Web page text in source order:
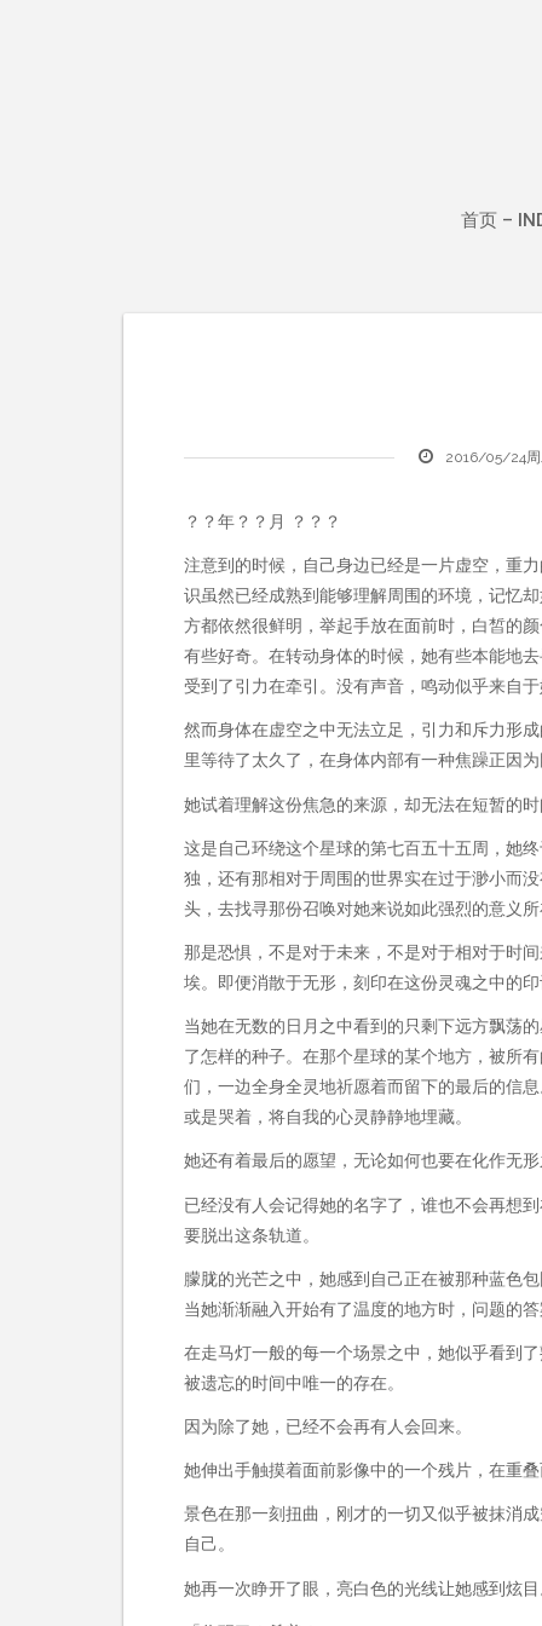
首页 –
2016/05/24
？？年？？月 ？？？
注意到的时候，自己身边已经是一片虚空，重
识虽然已经成熟到能够理解周围的环境，记忆
方都依然很鲜明，举起手放在面前时，白皙的
有些好奇。在转动身体的时候，她有些本能地
受到了引力在牵引。没有声音，鸣动似乎来自
然而身体在虚空之中无法立足，引力和斥力形
里等待了太久了，在身体内部有一种焦躁正因为
她试着理解这份焦急的来源，却无法在短暂的
这是自己环绕这个星球的第七百五十五周，她
独，还有那相对于周围的世界实在过于渺小而
头，去找寻那份召唤对她来说如此强烈的意义所
那是恐惧，不是对于未来，不是对于相对于时
埃。即便消散于无形，刻印在这份灵魂之中的
当她在无数的日月之中看到的只剩下远方飘荡
了怎样的种子。在那个星球的某个地方，被所
们，一边全身全灵地祈愿着而留下的最后的信
或是哭着，将自我的心灵静静地埋藏。
她还有着最后的愿望，无论如何也要在化作无
已经没有人会记得她的名字了，谁也不会再想
要脱出这条轨道。
朦胧的光芒之中，她感到自己正在被那种蓝色
当她渐渐融入开始有了温度的地方时，问题的
在走马灯一般的每一个场景之中，她似乎看到
被遗忘的时间中唯一的存在。
因为除了她，已经不会再有人会回来。
她伸出手触摸着面前影像中的一个残片，在重
景色在那一刻扭曲，刚才的一切又似乎被抹消
自己。
她再一次睁开了眼，亮白色的光线让她感到炫